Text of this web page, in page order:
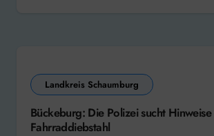
Landkreis Schaumburg
Bückeburg: Die Polizei sucht
Fahrraddiebstahl